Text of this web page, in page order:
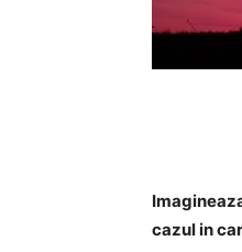
cazul in